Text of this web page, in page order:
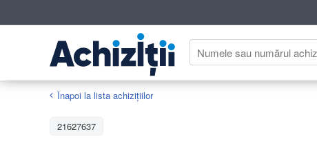
Înapoi la lista achiziţiilor
21627637